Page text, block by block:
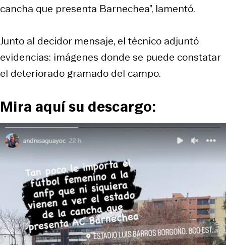
cancha que presenta Barnechea”, lamentó.
Junto al decidor mensaje, el técnico adjuntó
evidencias: imágenes donde se puede constatar
el deteriorado gramado del campo.
Mira aquí su descargo: